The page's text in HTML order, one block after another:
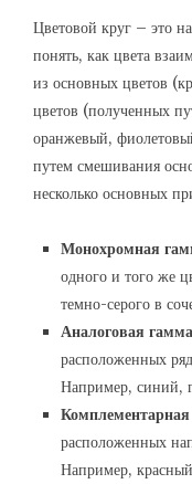
Цветовой круг – это
понять, как цвета
из основных цветов
цветов (полученных
оранжевый,
путем смешивания
несколько основных
Монохромная
одного и того же
темно-серого в
Аналоговая
расположенных
Например, синий,
расположенных
Например,